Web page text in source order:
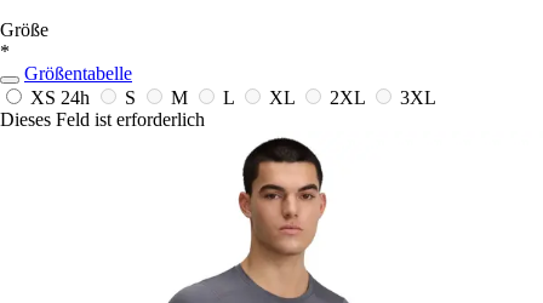
Größe
*
Größentabelle
XS 24h S M L XL 2XL
3XL
Dieses Feld ist erforderlich